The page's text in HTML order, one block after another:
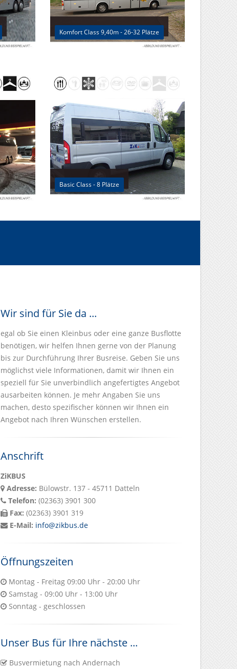
Komfort Class 9,40m - 26-32 Plätze
Basic Class - 8 Plätze
Wir sind für Sie da ...
egal ob Sie einen Kleinbus oder eine ganze Busflotte
benötigen, wir helfen Ihnen gerne von der Planung
bis zur Durchführung Ihrer Busreise. Geben Sie uns
möglichst viele Informationen, damit wir Ihnen ein
speziell für Sie unverbindlich angefertigtes Angebot
ausarbeiten können. Je mehr Angaben Sie uns
machen, desto spezifischer können wir Ihnen ein
Angebot nach Ihren Wünschen erstellen.
Anschrift
ZiKBUS
Adresse: Bülowstr. 137 - 45711 Datteln
Telefon: (02363) 3901 300
Fax: (02363) 3901 319
E-Mail: info@zikbus.de
Öffnungszeiten
Montag - Freitag 09:00 Uhr - 20:00 Uhr
Samstag - 09:00 Uhr - 13:00 Uhr
Sonntag - geschlossen
Unser Bus für Ihre nächste ...
Busvermietung nach Andernach